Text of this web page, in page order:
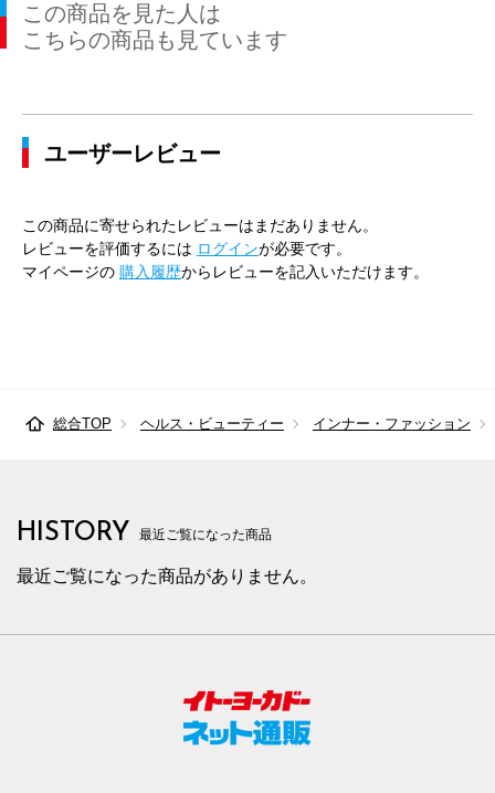
この商品を見た人は
こちらの商品も見ています
ユーザーレビュー
この商品に寄せられたレビューはまだありません。
レビューを評価するには ログインが必要です。
マイページの 購入履歴からレビューを記入いただけます。
総合TOP ヘルス・ビューティー インナー・ファッション
HISTORY 最近ご覧になった商品
最近ご覧になった商品がありません。